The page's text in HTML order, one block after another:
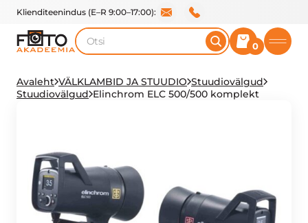
Klienditeenindus (E–R 9:00–17:00):
Otsi
0
Avaleht VÄLKLAMBID JA STUUDIO Stuudiovälgud
Stuudiovälgud Elinchrom ELC 500/500 komplekt